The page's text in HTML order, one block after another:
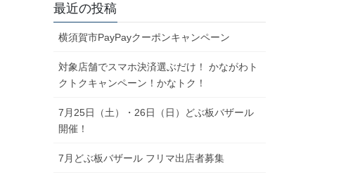
最近の投稿
横須賀市PayPayクーポンキャンペーン
対象店舗でスマホ決済選ぶだけ！ かながわト
クトクキャンペーン！かなトク！
7月25日（土）・26日（日）どぶ板バザール
開催！
7月どぶ板バザール フリマ出店者募集